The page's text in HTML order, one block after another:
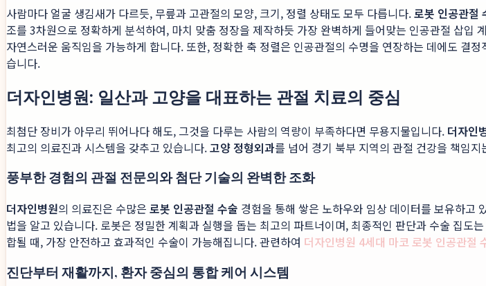
사람마다 얼굴 생김새가 다르듯, 무릎과 고관절의 모양, 크기, 정렬 상태도 모두 다릅니다.로봇 인공관절
조를 3차원으로 정확하게 분석하여, 마치 맞춤 정장을 제작하듯 가장 완벽하게 들어맞는 인공관절 삽
자연스러운 움직임을 가능하게 합니다. 또한, 정확한 축 정렬은 인공관절의 수명을 연장하는 데에도 결
습니다.
더자인병원: 일산과 고양을 대표하는 관절 치료의 중심
최첨단 장비가 아무리 뛰어나다 해도, 그것을 다루는 사람의 역량이 부족하다면 무용지물입니다. 더자인
최고의 의료진과 시스템을 갖추고 있습니다.고양 정형외과를 넘어 경기 북부 지역의 관절 건강을 책임
풍부한 경험의 관절 전문의와 첨단 기술의 완벽한 조화
더자인병원의 의료진은 수많은 로봇 인공관절 수술 경험을 통해 쌓은 노하우와 임상 데이터를 보유하고
법을 알고 있습니다. 로봇은 정밀한 계획과 실행을 돕는 최고의 파트너이며, 최종적인 판단과 수술 집도
합될 때, 가장 안전하고 효과적인 수술이 가능해집니다. 관련하여 더자인병원 4세대 마코 로봇 인공관절
진단부터 재활까지, 환자 중심의 통합 케어 시스템